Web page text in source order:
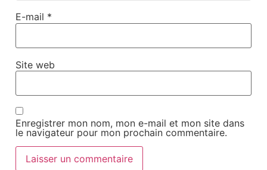
E-mail *
Site web
Enregistrer mon nom, mon e-mail et mon site dans
le navigateur pour mon prochain commentaire.